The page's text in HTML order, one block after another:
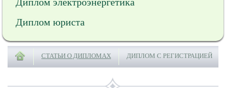
Диплом юриста
СТАТЬИ О ДИПЛОМАХ ДИПЛОМ С РЕГИСТРАЦИЕЙ